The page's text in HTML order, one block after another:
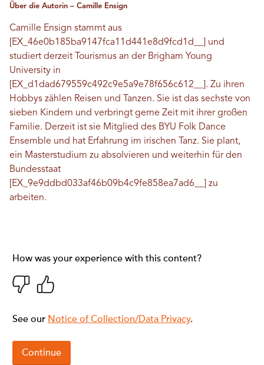
Über die Autorin – Camille Ensign
Camille Ensign stammt aus
[EX_46e0b185ba9147fca11d441e8d9fcd1d__] und
studiert derzeit Tourismus an der Brigham Young
University in
[EX_d1dad679559c492c9e5a9e78f656c612__]. Zu ihren
Hobbys zählen Reisen und Tanzen. Sie ist das sechste von
sieben Kindern und verbringt gerne Zeit mit ihrer großen
Familie. Derzeit ist sie Mitglied des BYU Folk Dance
Ensemble und hat Erfahrung im irischen Tanz. Sie plant,
ein Masterstudium zu absolvieren und weiterhin für den
Bundesstaat
[EX_9e9ddbd033af46b09b4c9fe858ea7ad6__] zu
arbeiten.